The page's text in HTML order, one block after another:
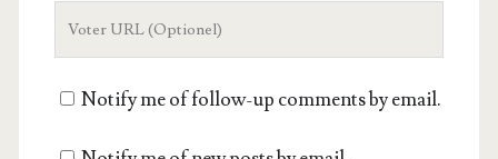
siteNotify me of follow-up comments by email.